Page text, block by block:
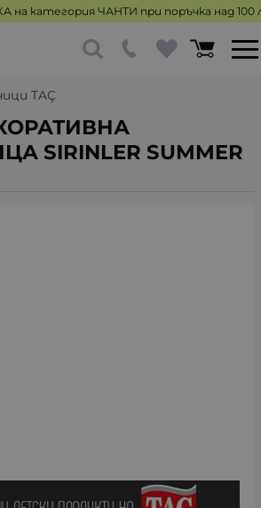
категория ЧАНТИ при поръчка над 100
TAÇ
SIRINLER SUMMER